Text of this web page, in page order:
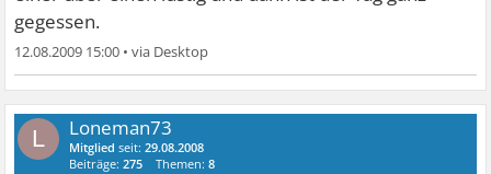
gegessen.
12.08.2009 15:00 •
L Loneman73
Mitglied seit:29.08.2008
Beiträge:275 Themen:8